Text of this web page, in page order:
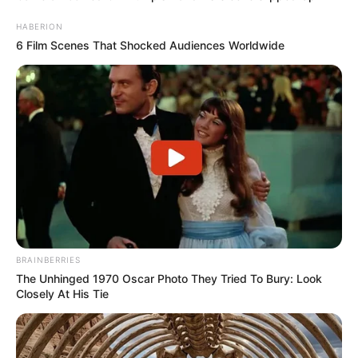
HABERION
6 Film Scenes That Shocked Audiences Worldwide
BRAINBERRIES
The Unhinged 1970 Oscar Photo They Tried To Bury: Look
Closely At His Tie